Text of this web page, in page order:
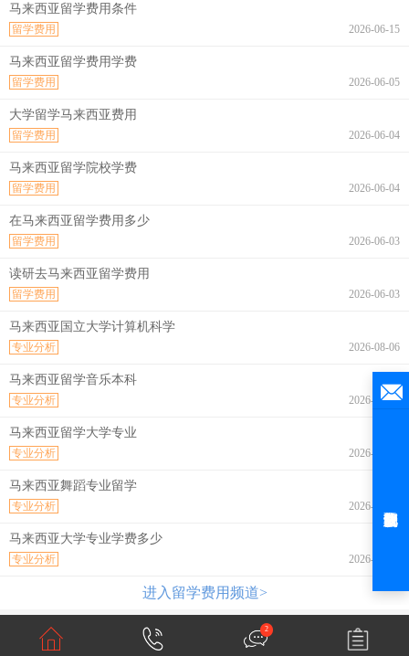
马来西亚留学费用条件
2026-06-15
留学费用
马来西亚留学费用学费
2026-06-05
留学费用
大学留学马来西亚费用
2026-06-04
留学费用
马来西亚留学院校学费
2026-06-04
留学费用
在马来西亚留学费用多少
2026-06-03
留学费用
读研去马来西亚留学费用
2026-06-03
留学费用
马来西亚国立大学计算机科学
2026-08-06
专业分析
马来西亚留学音乐本科
2026-08-06
专业分析
马来西亚留学大学专业
2026-08-06
专业分析
马来西亚舞蹈专业留学
2026-08-06
专业分析
马来西亚大学专业学费多少
2026-08-06
专业分析
进入留学费用频道>
2